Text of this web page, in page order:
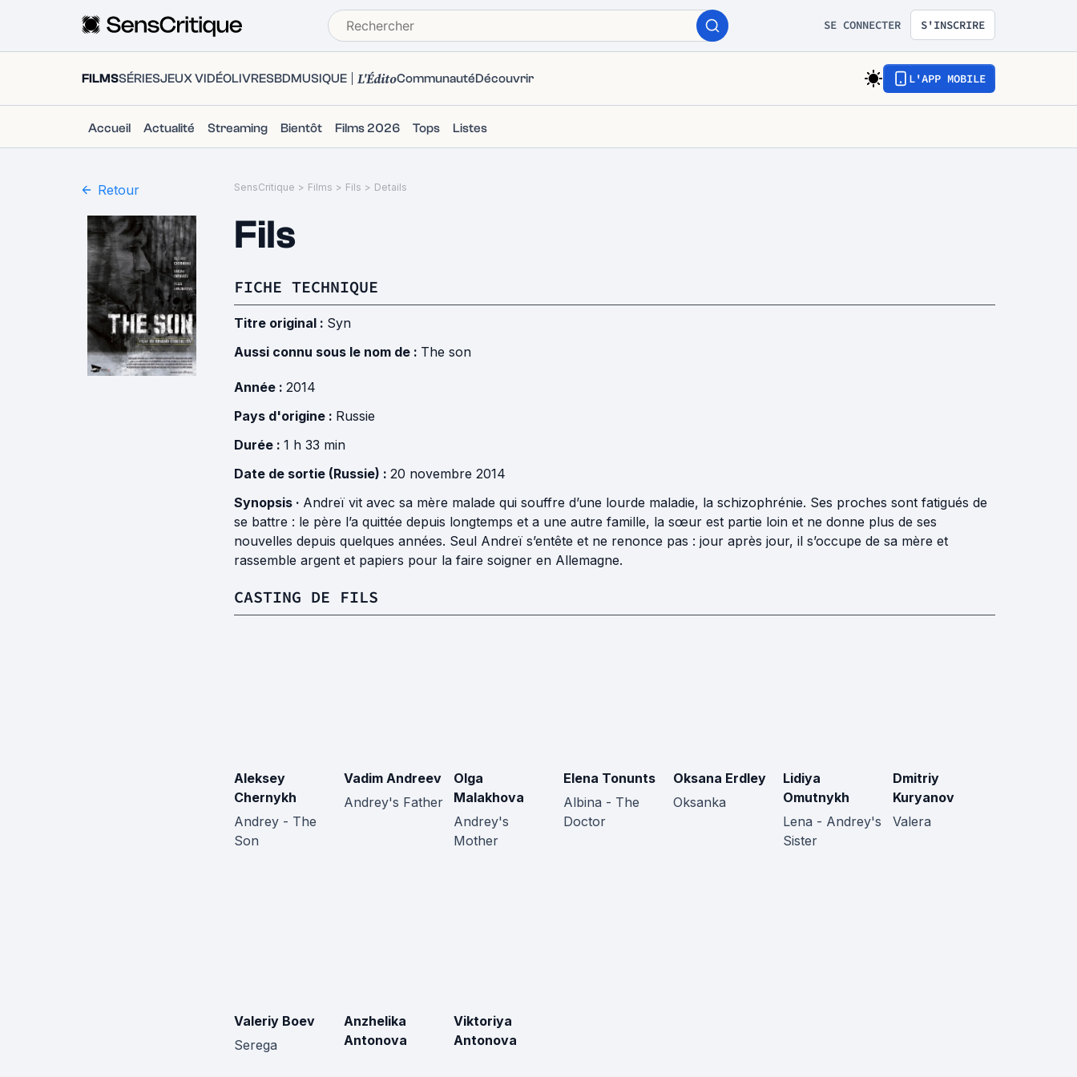
SE CONNECTER S'INSCRIRE
FILMSSÉRIESJEUX VIDÉOLIVRESBDMUSIQUE L'ÉditoCommunautéDécouvrir L'APP MOBILE
Accueil Actualité Streaming Bientôt Films 2026 Tops Listes
Retour SensCritique > Films > Fils > Details
Fils
FICHE TECHNIQUE
Titre original : Syn
Aussi connu sous le nom de : The son
Année : 2014
Pays d'origine : Russie
Durée : 1 h 33 min
Date de sortie (Russie) : 20 novembre 2014
Synopsis · Andreï vit avec sa mère malade qui souffre d’une lourde maladie, la schizophrénie. Ses proches sont fatigués de
se battre : le père l’a quittée depuis longtemps et a une autre famille, la sœur est partie loin et ne donne plus de ses
nouvelles depuis quelques années. Seul Andreï s’entête et ne renonce pas : jour après jour, il s’occupe de sa mère et
rassemble argent et papiers pour la faire soigner en Allemagne.
CASTING DE FILS
Aleksey
Chernykh
Andrey - The
Son
Vadim Andreev
Andrey's Father
Olga
Malakhova
Andrey's
Mother
Elena Tonunts
Albina - The
Doctor
Oksana Erdley
Oksanka
Lidiya
Omutnykh
Lena - Andrey's
Sister
Dmitriy
Kuryanov
Valera
Valeriy Boev
Serega
Anzhelika
Antonova
Viktoriya
Antonova